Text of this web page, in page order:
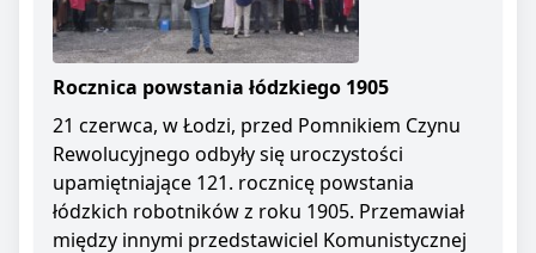
Rocznica powstania łódzkiego 1905
21 czerwca, w Łodzi, przed Pomnikiem Czynu
Rewolucyjnego odbyły się uroczystości
upamiętniające 121. rocznicę powstania
łódzkich robotników z roku 1905. Przemawiał
między innymi przedstawiciel Komunistycznej